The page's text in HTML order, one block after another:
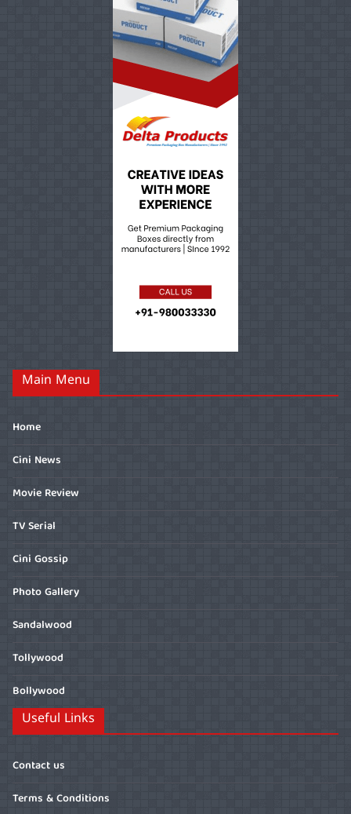
Main Menu
Home
Cini News
Movie Review
TV Serial
Cini Gossip
Photo Gallery
Sandalwood
Tollywood
Bollywood
Useful Links
Contact us
Terms & Conditions